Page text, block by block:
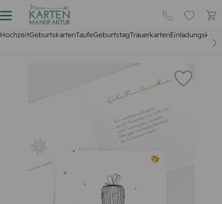
HochzeitGeburtskartenTaufeGeburtstagTrauerkarten